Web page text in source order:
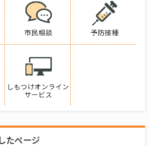
市民相談 予防接種
しもつけオンライン
サービス
たページ